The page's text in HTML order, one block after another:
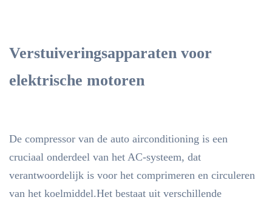
Verstuiveringsapparaten voor
elektrische motoren
De compressor van de auto airconditioning is een
cruciaal onderdeel van het AC-systeem, dat
verantwoordelijk is voor het comprimeren en circuleren
van het koelmiddel.Het bestaat uit verschillende